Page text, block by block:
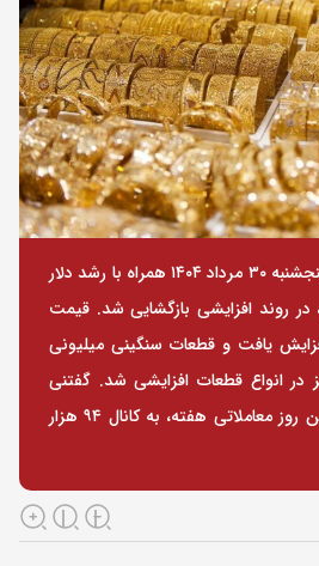
قیمت طلا و سکه امروز پنجشنبه ۳۰ مرداد ۱۴۰۴ همراه با رشد دلار
تومانی، در روند افزایشی بازگشایی شد. قیمت
یافت و قطعات سنگینی میلیونی
انواع قطعات افزایشی شد. گفتنی
ست قیمت دلار در آخرین روز معاملاتی هفته، به کانال ۹۴ هزار